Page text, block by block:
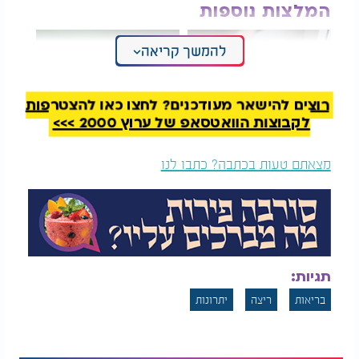
המלצות נוספות
5 סימנים לכך שהעור
איך חרדות ואובססיות
רוחנית וצמיחה אישית?
פעילות גופנית קבועה כמו ריצה יכולה לשפר את איכות
השינה ולעזור לכםלהירדםמהר יותר ולישון עמוק יותר.
5. חיזוק מערכת החיסון
פעילות גופנית מתונה וקבועה יכולה לחזק את מערכת
החיסון ולהפחית את הסיכון למחלות שונות.
להמשך קריאה
רוצים להישאר מעודכנים? לחצו כאן להצטרפות
לקבוצות הוואטסאפ של ערוץ 2000 >>>
מצאתם טעות בכתבה? כתבו לנו
תגיות:
בריאות ריצה יתרונות